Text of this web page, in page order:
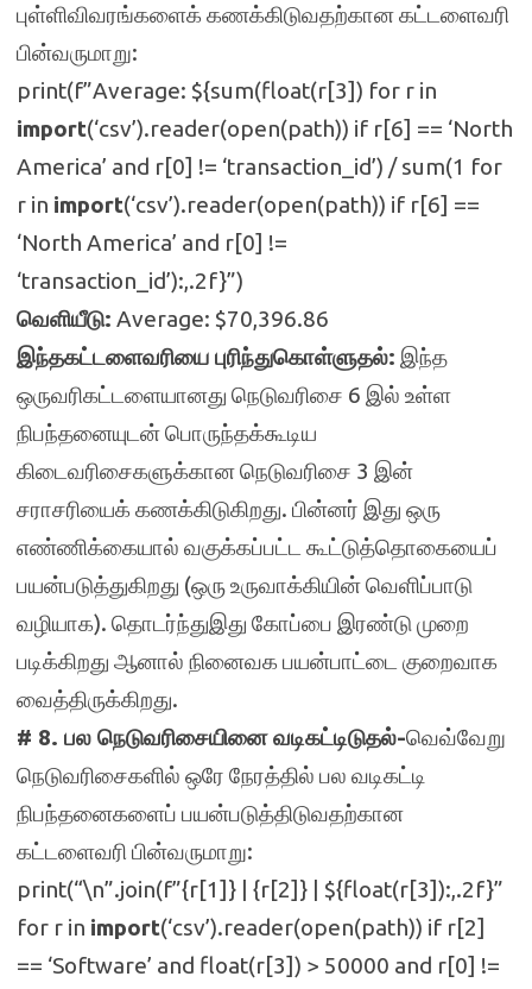
புள்ளிவிவரங்களைக் கணக்கிடுவதற்கான கட்டளைவரி
பின்வருமாறு:
print(f”Average: ${sum(float(r[3]) for r in
import(‘csv’).reader(open(path)) if r[6] == ‘North
America’ and r[0] != ‘transaction_id’) / sum(1 for
r in import(‘csv’).reader(open(path)) if r[6] ==
‘North America’ and r[0] !=
‘transaction_id’):,.2f}”)
வெளியீடு: Average: $70,396.86
இந்தகட்டளைவரியை புரிந்துகொள்ளுதல்: இந்த
ஒருவரிகட்டளையானது நெடுவரிசை 6 இல் உள்ள
நிபந்தனையுடன் பொருந்தக்கூடிய
கிடைவரிசைகளுக்கான நெடுவரிசை 3 இன்
சராசரியைக் கணக்கிடுகிறது. பின்னர் இது ஒரு
எண்ணிக்கையால் வகுக்கப்பட்ட கூட்டுத்தொகையைப்
பயன்படுத்துகிறது (ஒரு உருவாக்கியின் வெளிப்பாடு
வழியாக). தொடர்ந்துஇது கோப்பை இரண்டு முறை
படிக்கிறது ஆனால் நினைவக பயன்பாட்டை குறைவாக
வைத்திருக்கிறது.
# 8. பல நெடுவரிசையினை வடிகட்டிடுதல்-வெவ்வேறு
நெடுவரிசைகளில் ஒரே நேரத்தில் பல வடிகட்டி
நிபந்தனைகளைப் பயன்படுத்திடுவதற்கான
கட்டளைவரி பின்வருமாறு:
print(“\n”.join(f”{r[1]} | {r[2]} | ${float(r[3]):,.2f}”
for r in import(‘csv’).reader(open(path)) if r[2]
== ‘Software’ and float(r[3]) > 50000 and r[0] !=